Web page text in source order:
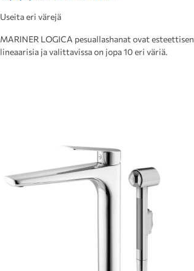
Useita eri värejä
MARINER LOGICA pesuallashanat ovat esteettisen
lineaarisia ja valittavissa on jopa 10 eri väriä.